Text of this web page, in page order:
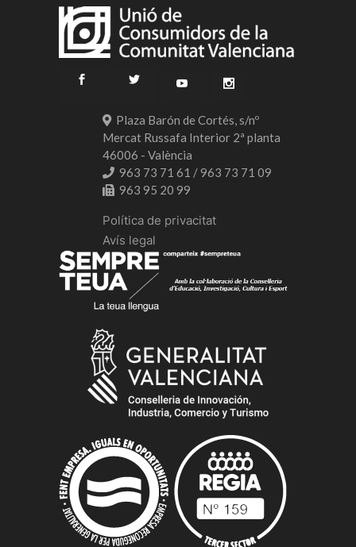
Plaza Barón de Cortés, s/nº
Mercat Russafa Interior 2ª planta
46006 - València
963 73 71 61 / 963 73 71 09
963 95 20 99
Política de privacitat
Avís legal